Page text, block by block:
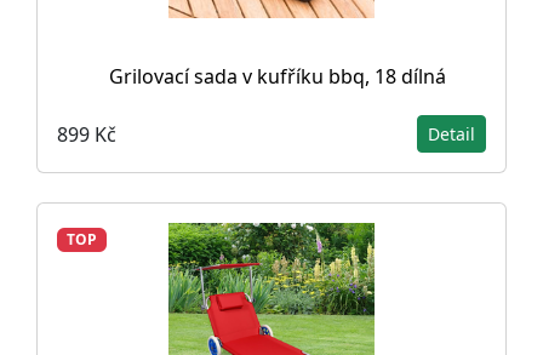
Grilovací sada v kufříku bbq, 18 dílná
899 Kč Detail
TOP